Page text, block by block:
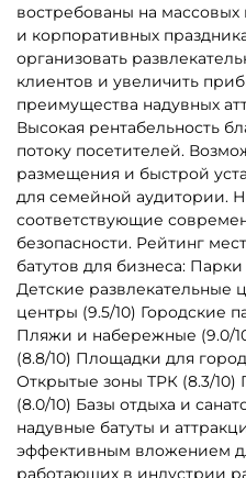
От 152 800 ₽
В НАЛИЧИИ
B-16123 Коммерческий
надувной батут «Сафари
Ультра 2», 12*6*7 м
От 452 500 ₽